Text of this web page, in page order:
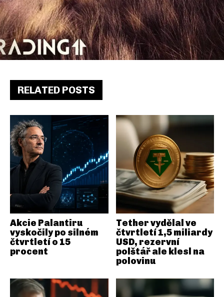
RELATED POSTS
Akcie Palantiru
vyskočily po silném
čtvrtletí o 15
procent
Tether vydělal ve
čtvrtletí 1,5 miliardy
USD, rezervní
polštář ale klesl na
polovinu